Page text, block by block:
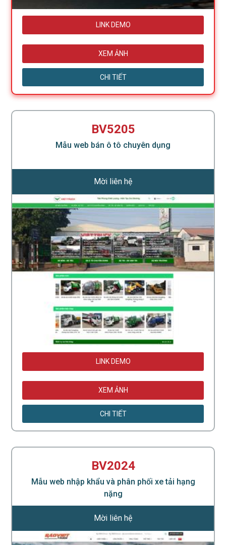
LINK DEMO
XEM ẢNH
CHI TIẾT
BV5205
Mẫu web bán ô tô chuyên dụng
Mời liên hệ
LINK DEMO
XEM ẢNH
CHI TIẾT
BV2024
Mẫu web nhập khẩu và phân phối xe tải hạng
nặng
Mời liên hệ